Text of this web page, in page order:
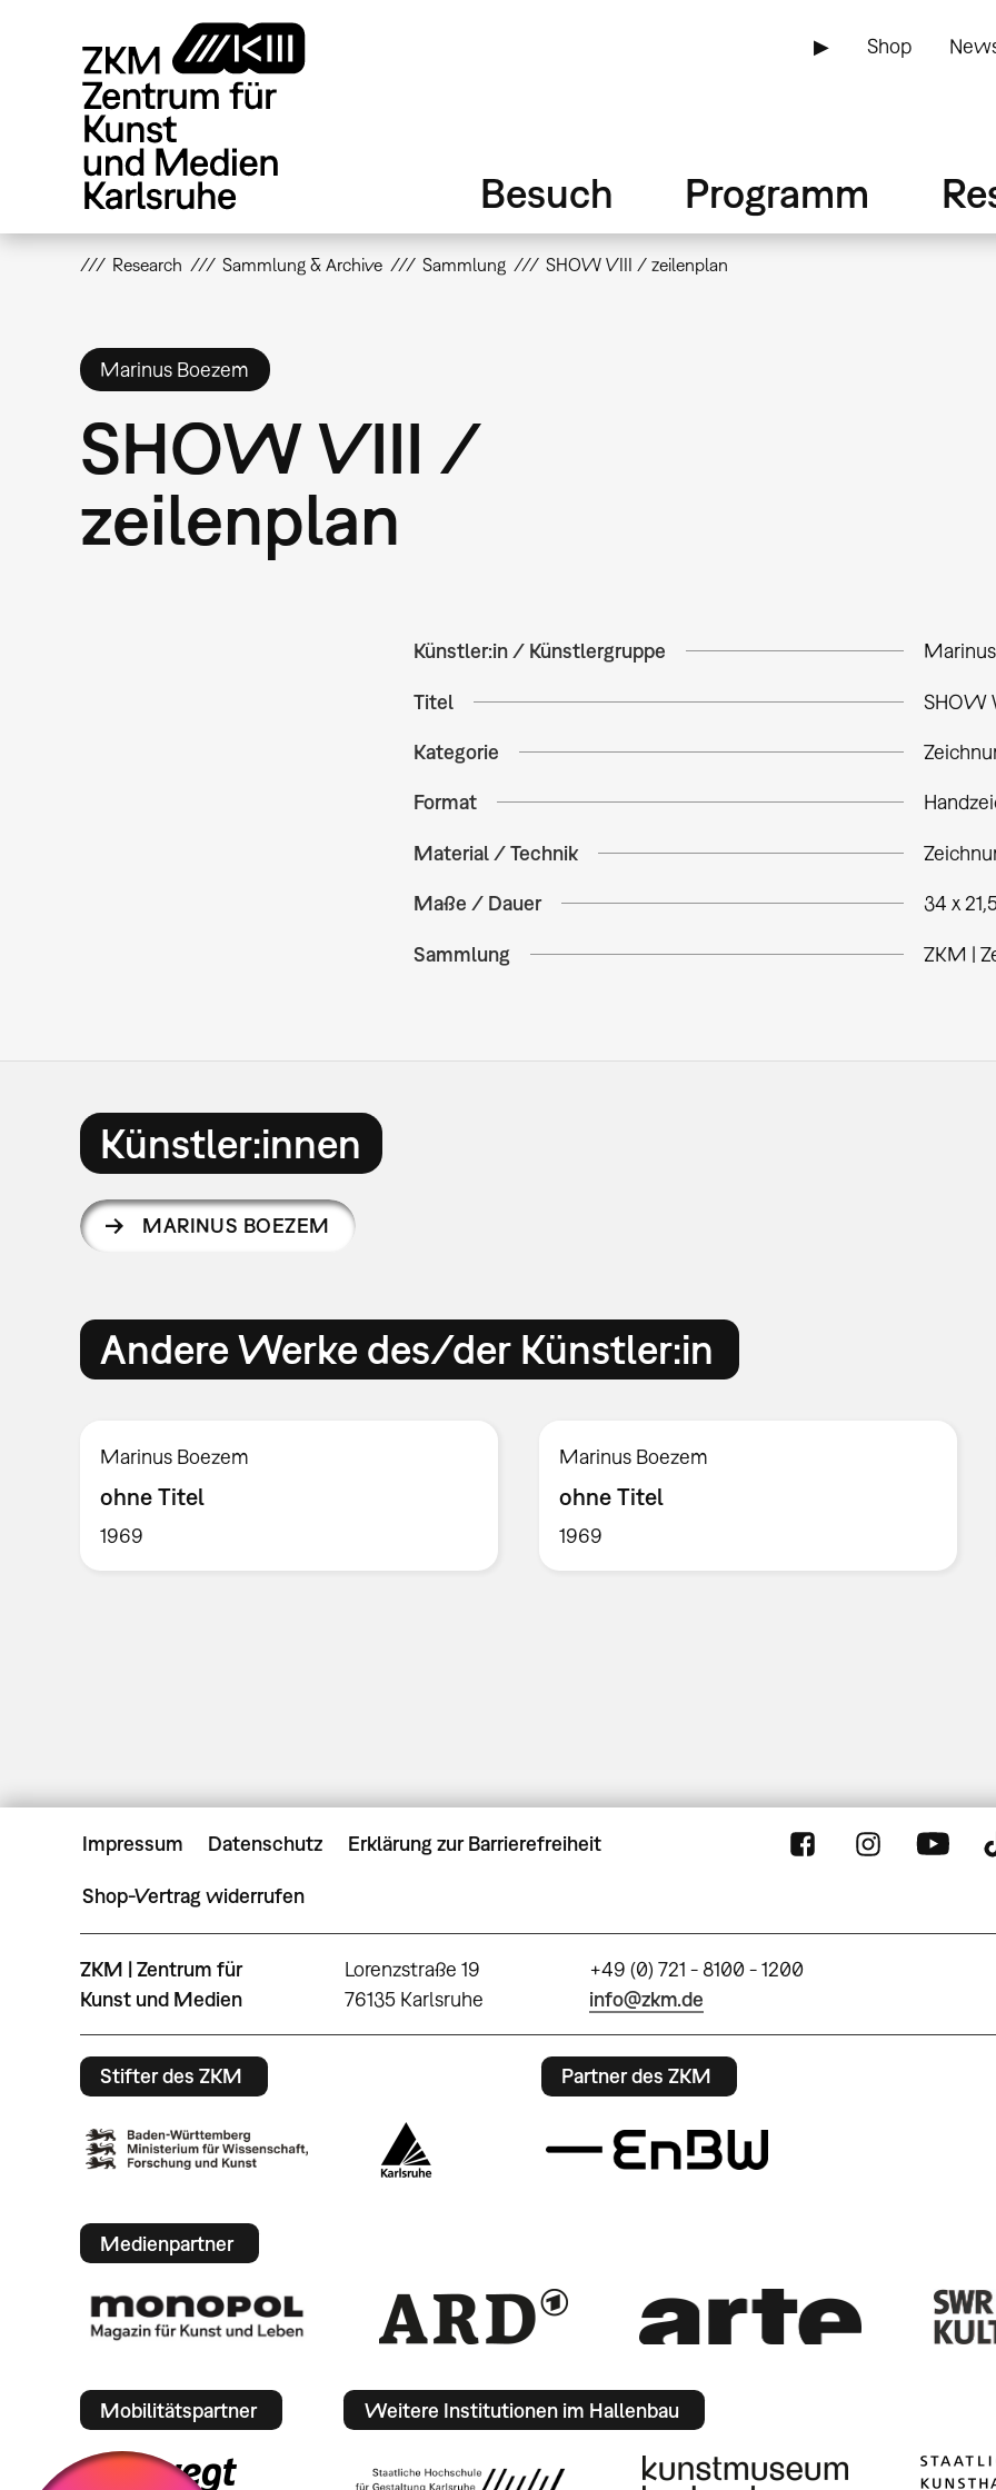
▶ Shop
Besuch Programm
Research Sammlung & Archive Sammlung SHOW VIII / zeilenplan
Marinus Boezem
SHOW VIII /
zeilenplan
Künstler:in / Künstlergruppe
Titel SHOW
Kategorie
Format
Material / Technik
Maße / Dauer 34 x
Sammlung ZKM |
Künstler:innen
MARINUS BOEZEM
Andere Werke des/der Künstler:in
Marinus Boezem
ohne Titel
1969
Marinus Boezem
ohne Titel
1969
Impressum Datenschutz Erklärung zur Barrierefreiheit
Shop-Vertrag widerrufen
ZKM | Zentrum für
Kunst und Medien
Lorenzstraße 19
76135 Karlsruhe
+49 (0) 721 - 8100 - 1200
info@zkm.de
Stifter des ZKM Partner des ZKM
Medienpartner
Mobilitätspartner Weitere Institutionen im Hallenbau